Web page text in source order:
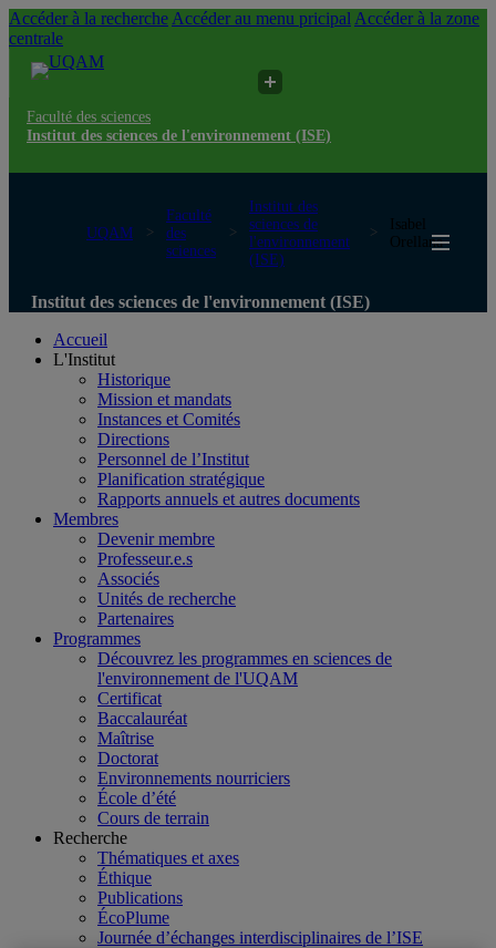
Accéder à la recherche Accéder au menu pricipal Accéder à la zone
centrale
Faculté des sciences
Institut des sciences de l'environnement (ISE)
UQAM
Faculté
des
sciences
Institut des
sciences de
l'environnement
(ISE)
Isabel
Orellana
Institut des sciences de l'environnement (ISE)
Accueil
L'Institut
Historique
Mission et mandats
Instances et Comités
Directions
Personnel de l’Institut
Planification stratégique
Rapports annuels et autres documents
Membres
Devenir membre
Professeur.e.s
Associés
Unités de recherche
Partenaires
Programmes
Découvrez les programmes en sciences de
l'environnement de l'UQAM
Certificat
Baccalauréat
Maîtrise
Doctorat
Environnements nourriciers
École d’été
Cours de terrain
Recherche
Thématiques et axes
Éthique
Publications
ÉcoPlume
Journée d’échanges interdisciplinaires de l’ISE